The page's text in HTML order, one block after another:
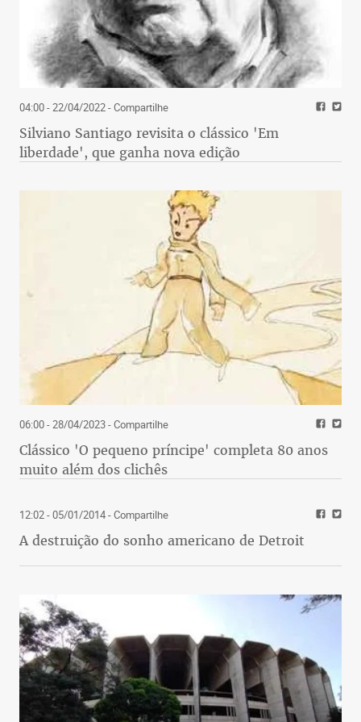
04:00 - 22/04/2022- Compartilhe
Silviano Santiago revisita o clássico 'Em
liberdade', que ganha nova edição
06:00 - 28/04/2023- Compartilhe
Clássico 'O pequeno príncipe' completa 80 anos
muito além dos clichês
12:02 - 05/01/2014- Compartilhe
A destruição do sonho americano de Detroit